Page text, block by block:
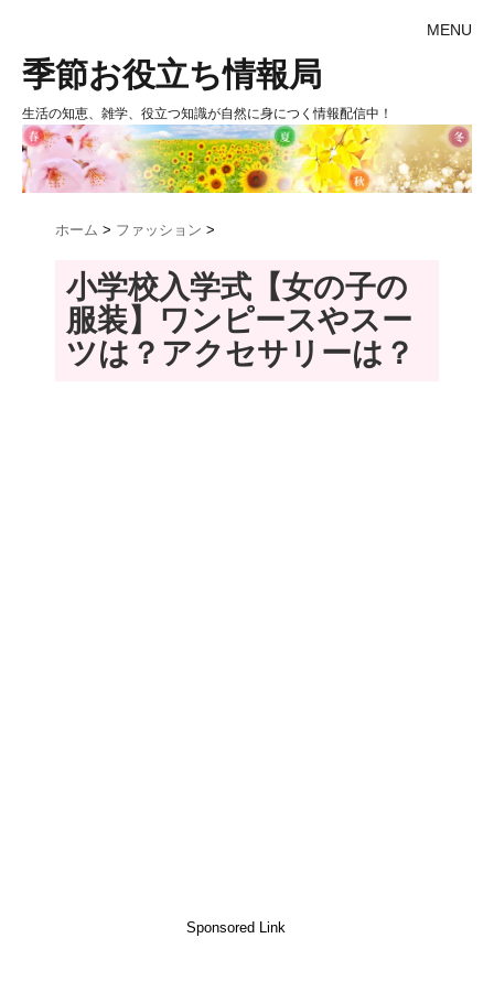
MENU
季節お役立ち情報局
生活の知恵、雑学、役立つ知識が自然に身につく情報配信中！
ホーム > ファッション >
小学校入学式【女の子の
服装】ワンピースやスー
ツは？アクセサリーは？
Sponsored Link